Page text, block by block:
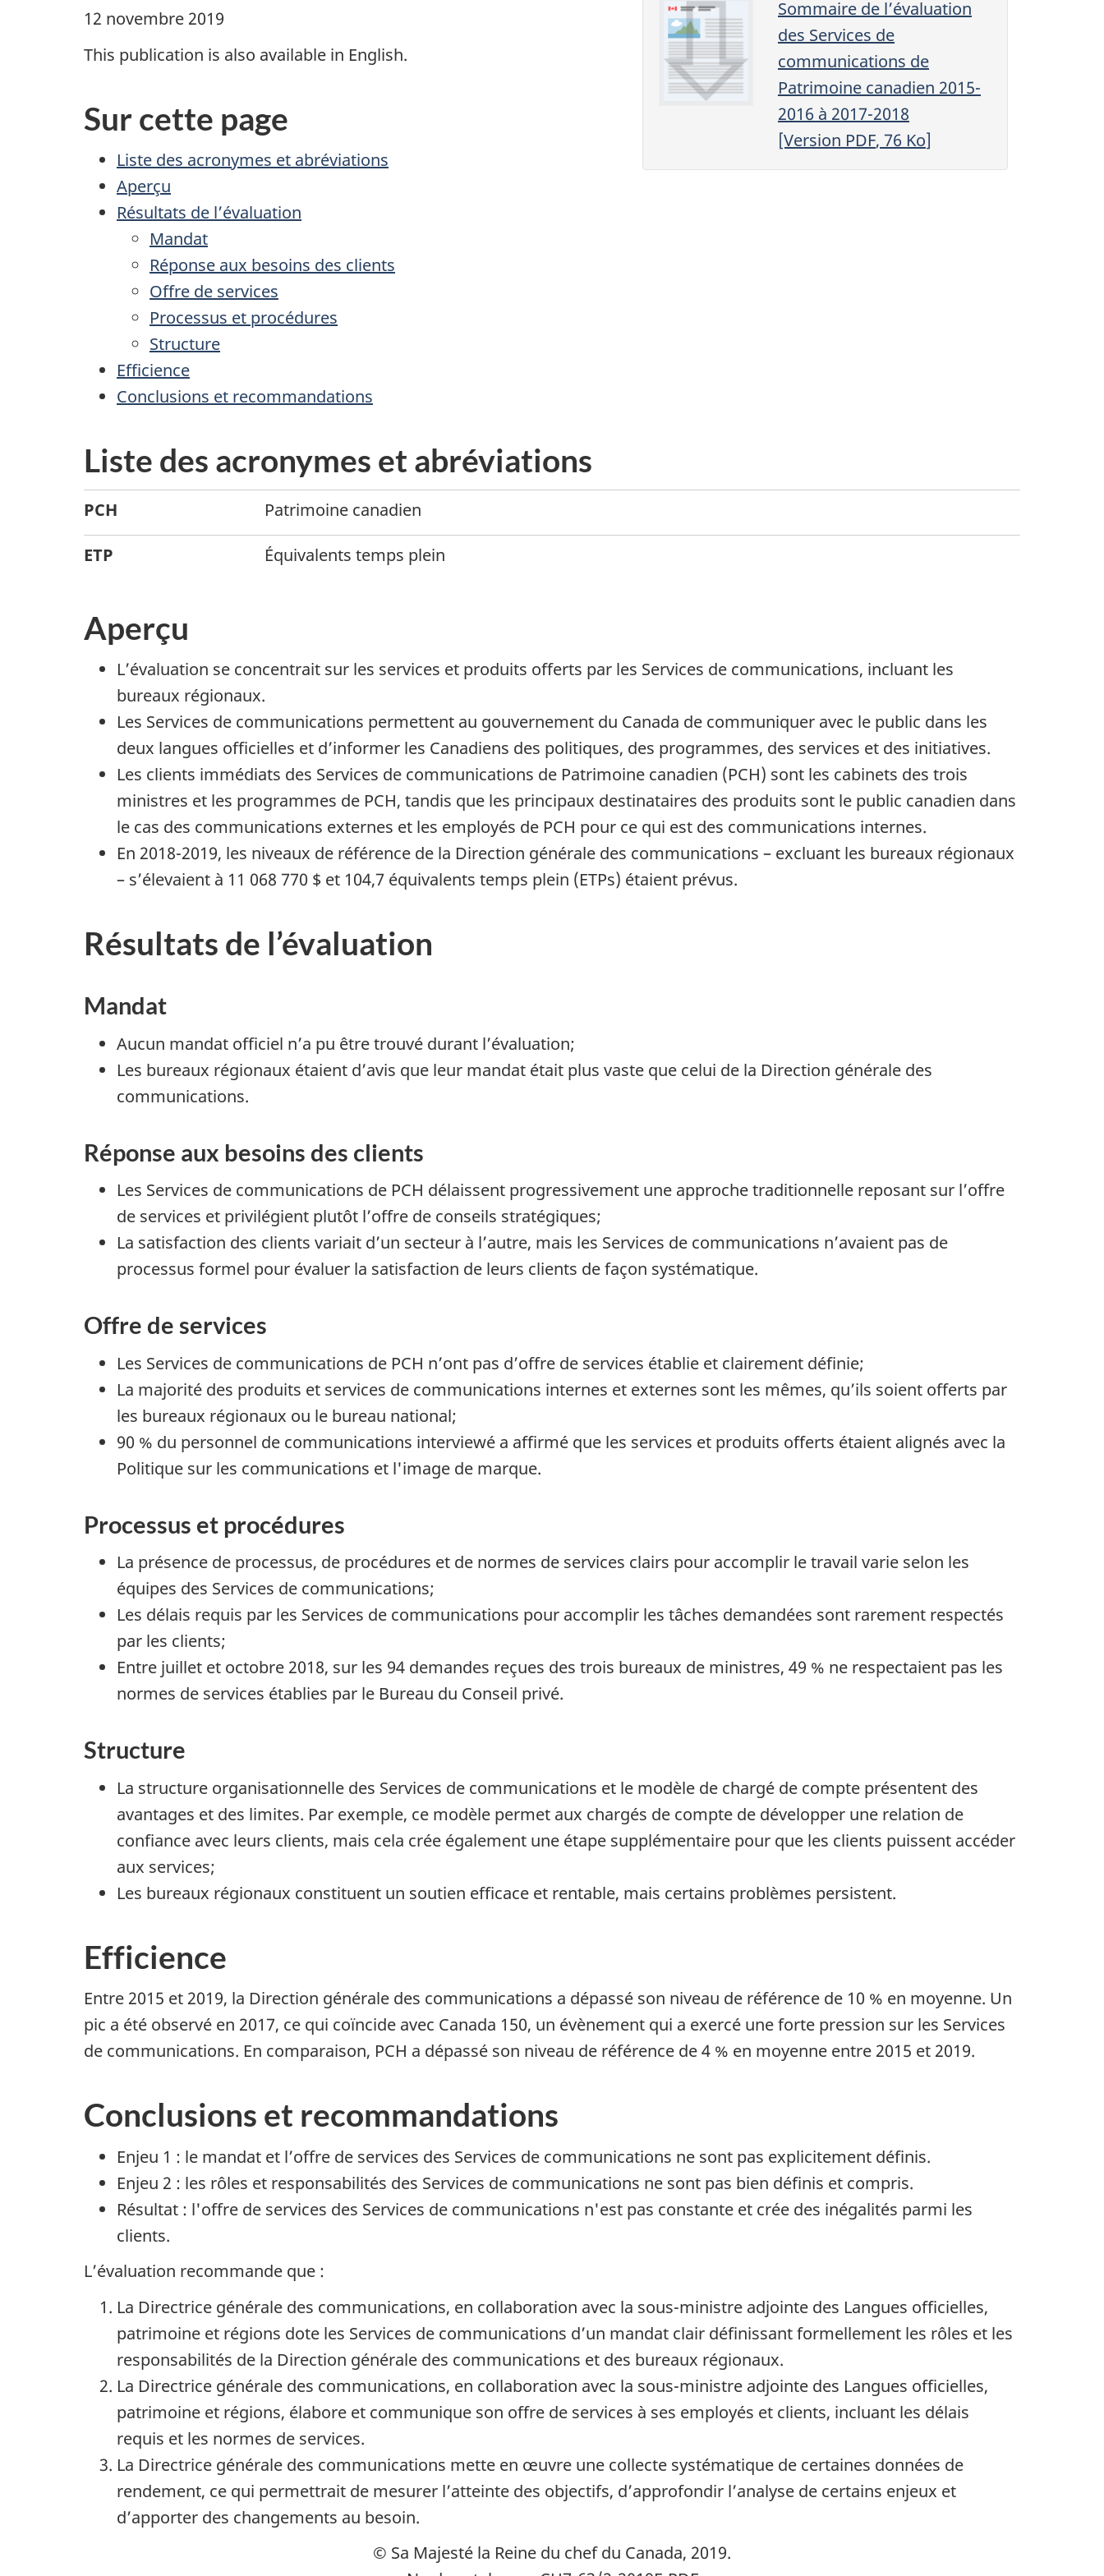
Sommaire de l’évaluation
des Services de
communications de
Patrimoine canadien 2015-
2016 à 2017-2018
[Version PDF, 76 Ko]
12 novembre 2019
This publication is also available in English.
Sur cette page
Liste des acronymes et abréviations
Aperçu
Résultats de l’évaluation
Mandat
Réponse aux besoins des clients
Offre de services
Processus et procédures
Structure
Efficience
Conclusions et recommandations
Liste des acronymes et abréviations
PCH Patrimoine canadien
ETP Équivalents temps plein
Aperçu
L’évaluation se concentrait sur les services et produits offerts par les Services de communications, incluant les
bureaux régionaux.
Les Services de communications permettent au gouvernement du Canada de communiquer avec le public dans les
deux langues officielles et d’informer les Canadiens des politiques, des programmes, des services et des initiatives.
Les clients immédiats des Services de communications de Patrimoine canadien (PCH) sont les cabinets des trois
ministres et les programmes de PCH, tandis que les principaux destinataires des produits sont le public canadien dans
le cas des communications externes et les employés de PCH pour ce qui est des communications internes.
En 2018-2019, les niveaux de référence de la Direction générale des communications – excluant les bureaux régionaux
– s’élevaient à 11 068 770 $ et 104,7 équivalents temps plein (ETPs) étaient prévus.
Résultats de l’évaluation
Mandat
Aucun mandat officiel n’a pu être trouvé durant l’évaluation;
Les bureaux régionaux étaient d’avis que leur mandat était plus vaste que celui de la Direction générale des
communications.
Réponse aux besoins des clients
Les Services de communications de PCH délaissent progressivement une approche traditionnelle reposant sur l’offre
de services et privilégient plutôt l’offre de conseils stratégiques;
La satisfaction des clients variait d’un secteur à l’autre, mais les Services de communications n’avaient pas de
processus formel pour évaluer la satisfaction de leurs clients de façon systématique.
Offre de services
Les Services de communications de PCH n’ont pas d’offre de services établie et clairement définie;
La majorité des produits et services de communications internes et externes sont les mêmes, qu’ils soient offerts par
les bureaux régionaux ou le bureau national;
90 % du personnel de communications interviewé a affirmé que les services et produits offerts étaient alignés avec la
Politique sur les communications et l'image de marque.
Processus et procédures
La présence de processus, de procédures et de normes de services clairs pour accomplir le travail varie selon les
équipes des Services de communications;
Les délais requis par les Services de communications pour accomplir les tâches demandées sont rarement respectés
par les clients;
Entre juillet et octobre 2018, sur les 94 demandes reçues des trois bureaux de ministres, 49 % ne respectaient pas les
normes de services établies par le Bureau du Conseil privé.
Structure
La structure organisationnelle des Services de communications et le modèle de chargé de compte présentent des
avantages et des limites. Par exemple, ce modèle permet aux chargés de compte de développer une relation de
confiance avec leurs clients, mais cela crée également une étape supplémentaire pour que les clients puissent accéder
aux services;
Les bureaux régionaux constituent un soutien efficace et rentable, mais certains problèmes persistent.
Efficience
Entre 2015 et 2019, la Direction générale des communications a dépassé son niveau de référence de 10 % en moyenne. Un
pic a été observé en 2017, ce qui coïncide avec Canada 150, un évènement qui a exercé une forte pression sur les Services
de communications. En comparaison, PCH a dépassé son niveau de référence de 4 % en moyenne entre 2015 et 2019.
Conclusions et recommandations
Enjeu 1 : le mandat et l’offre de services des Services de communications ne sont pas explicitement définis.
Enjeu 2 : les rôles et responsabilités des Services de communications ne sont pas bien définis et compris.
Résultat : l'offre de services des Services de communications n'est pas constante et crée des inégalités parmi les
clients.
L’évaluation recommande que :
La Directrice générale des communications, en collaboration avec la sous-ministre adjointe des Langues officielles,
patrimoine et régions dote les Services de communications d’un mandat clair définissant formellement les rôles et les
responsabilités de la Direction générale des communications et des bureaux régionaux.
La Directrice générale des communications, en collaboration avec la sous-ministre adjointe des Langues officielles,
patrimoine et régions, élabore et communique son offre de services à ses employés et clients, incluant les délais
requis et les normes de services.
La Directrice générale des communications mette en œuvre une collecte systématique de certaines données de
rendement, ce qui permettrait de mesurer l’atteinte des objectifs, d’approfondir l’analyse de certains enjeux et
d’apporter des changements au besoin.
© Sa Majesté la Reine du chef du Canada, 2019.